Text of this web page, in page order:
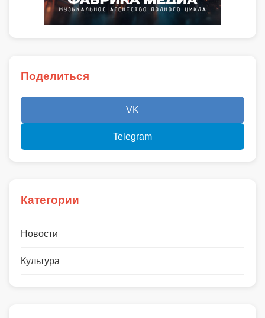
Поделиться
VK
Telegram
Категории
Новости
Культура